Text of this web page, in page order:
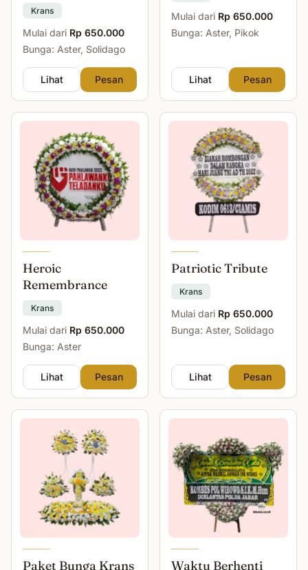
Krans
Mulai dari Rp 650.000
Bunga: Aster, Solidago
Lihat Pesan
Mulai dari Rp 650.000
Bunga: Aster, Pikok
Lihat Pesan
Heroic
Remembrance
Krans
Mulai dari Rp 650.000
Bunga: Aster
Lihat Pesan
Patriotic Tribute
Krans
Mulai dari Rp 650.000
Bunga: Aster, Solidago
Lihat Pesan
Paket Bunga Krans
Waktu Berhenti